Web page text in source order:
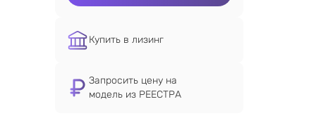
Купить в лизинг
Запросить цену на
модель из РЕЕСТРА